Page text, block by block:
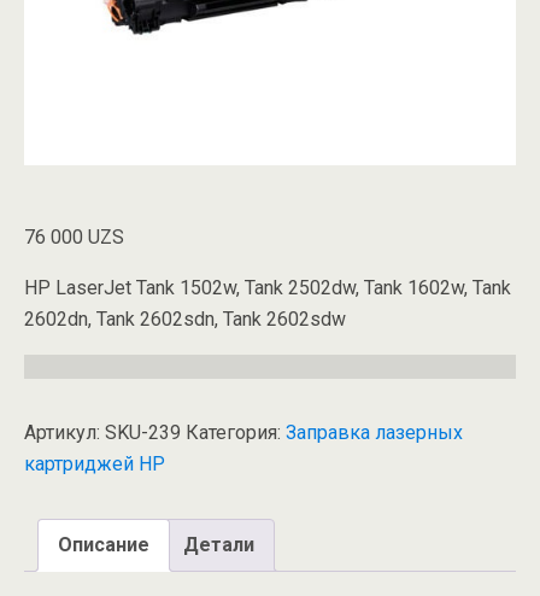
76 000 UZS
HP LaserJet Tank 1502w, Tank 2502dw, Tank 1602w, Tank
2602dn, Tank 2602sdn, Tank 2602sdw
Артикул: SKU-239 Категория: Заправка лазерных
картриджей HP
Описание Детали